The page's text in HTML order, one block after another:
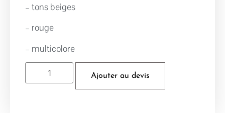
– tons beiges
– rouge
– multicolore
Ajouter au devis